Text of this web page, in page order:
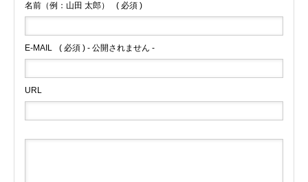
名前（例：山田 太郎） ( 必須 )
E-MAIL ( 必須 ) - 公開されません -
URL